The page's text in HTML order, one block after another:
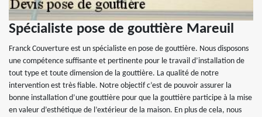
Spécialiste pose de gouttière Mareuil
Franck Couverture est un spécialiste en pose de gouttière. Nous disposons
une compétence suffisante et pertinente pour le travail d’installation de
tout type et toute dimension de la gouttière. La qualité de notre
intervention est très fiable. Notre objectif c’est de pouvoir assurer la
bonne installation d’une gouttière pour que la gouttière participe à la mise
en valeur d’esthétique de l’extérieur de la maison. En plus de cela, nous